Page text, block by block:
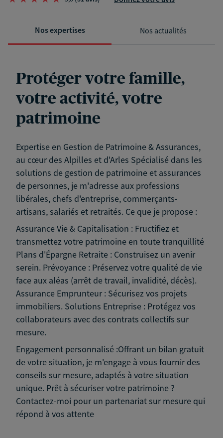
Nos expertises Nos actualités
Protéger votre famille,
votre activité, votre
patrimoine
Expertise en Gestion de Patrimoine & Assurances,
au cœur des Alpilles et d'Arles Spécialisé dans les
solutions de gestion de patrimoine et assurances
de personnes, je m'adresse aux professions
libérales, chefs d'entreprise, commerçants-
artisans, salariés et retraités. Ce que je propose :
Assurance Vie & Capitalisation : Fructifiez et
transmettez votre patrimoine en toute tranquillité
Plans d'Épargne Retraite : Construisez un avenir
serein. Prévoyance : Préservez votre qualité de vie
face aux aléas (arrêt de travail, invalidité, décès).
Assurance Emprunteur : Sécurisez vos projets
immobiliers. Solutions Entreprise : Protégez vos
collaborateurs avec des contrats collectifs sur
mesure.
Engagement personnalisé :Offrant un bilan gratuit
de votre situation, je m'engage à vous fournir des
conseils sur mesure, adaptés à votre situation
unique. Prêt à sécuriser votre patrimoine ?
Contactez-moi pour un partenariat sur mesure qui
répond à vos attente